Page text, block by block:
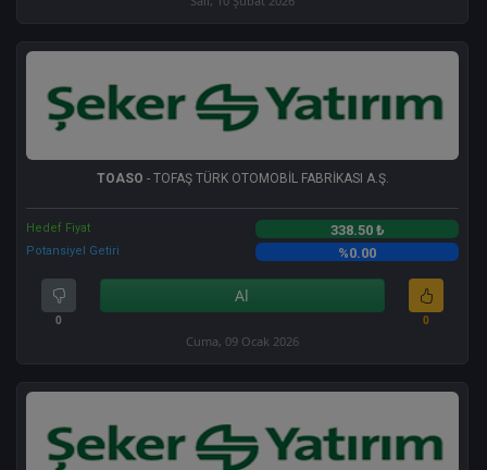
TOASO - TOFAŞ TÜRK OTOMOBİL FABRİKASI A.Ş.
Hedef Fiyat 338.50 ₺
Potansiyel Getiri %0.00
0
Al
0
Cuma, 09 Ocak 2026